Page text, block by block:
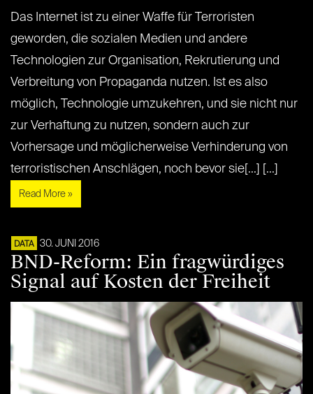
Das Internet ist zu einer Waffe für Terroristen
geworden, die sozialen Medien und andere
Technologien zur Organisation, Rekrutierung und
Verbreitung von Propaganda nutzen. Ist es also
möglich, Technologie umzukehren, und sie nicht nur
zur Verhaftung zu nutzen, sondern auch zur
Vorhersage und möglicherweise Verhinderung von
terroristischen Anschlägen, noch bevor sie[...] [...]
Read More »
DATA 30. JUNI 2016
BND-Reform: Ein fragwürdiges
Signal auf Kosten der Freiheit